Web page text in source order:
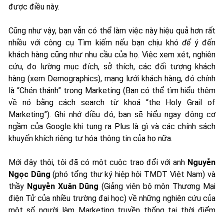
được điều này.
Cũng như vậy, bạn vẫn có thể làm việc này hiệu quả hơn rất
nhiều với công cụ Tìm kiếm nếu bạn chịu khóđể ý đến
khách hàng cũng như nhu cầu của họ. Việc xem xét, nghiên
cứu, đo lường mục đích, sở thích, các đối tượng khách
hàng (xem Demographics), mạng lưới khách hàng, đó chính
là “Chén thánh” trong Marketing (Bạn có thể tìm hiểu thêm
về nó bằng cách search từ khoá “the Holy Grail of
Marketing”). Ghi nhớ điều đó, bạn sẽ hiểu ngay động cơ
ngầm của Google khi tung ra Plus là gì và các chính sách
khuyến khích riêng tư hóa thông tin của họ nữa.
Mới đây thôi, tôi đã có một cuộc trao đổi với anh Nguyễn
Ngọc Dũng (phó tổng thư ký hiệp hội TMDT Việt Nam) và
thầy Nguyễn Xuân Dũng (Giảng viên bộ môn Thương Mại
điện Tử của nhiều trường đại học) về những nghiên cứu của